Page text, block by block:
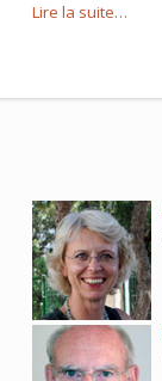
Lire la suite…